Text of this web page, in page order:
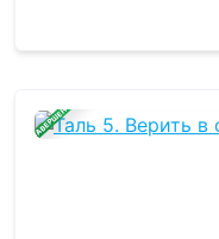
ЗАВЕРШЕНА